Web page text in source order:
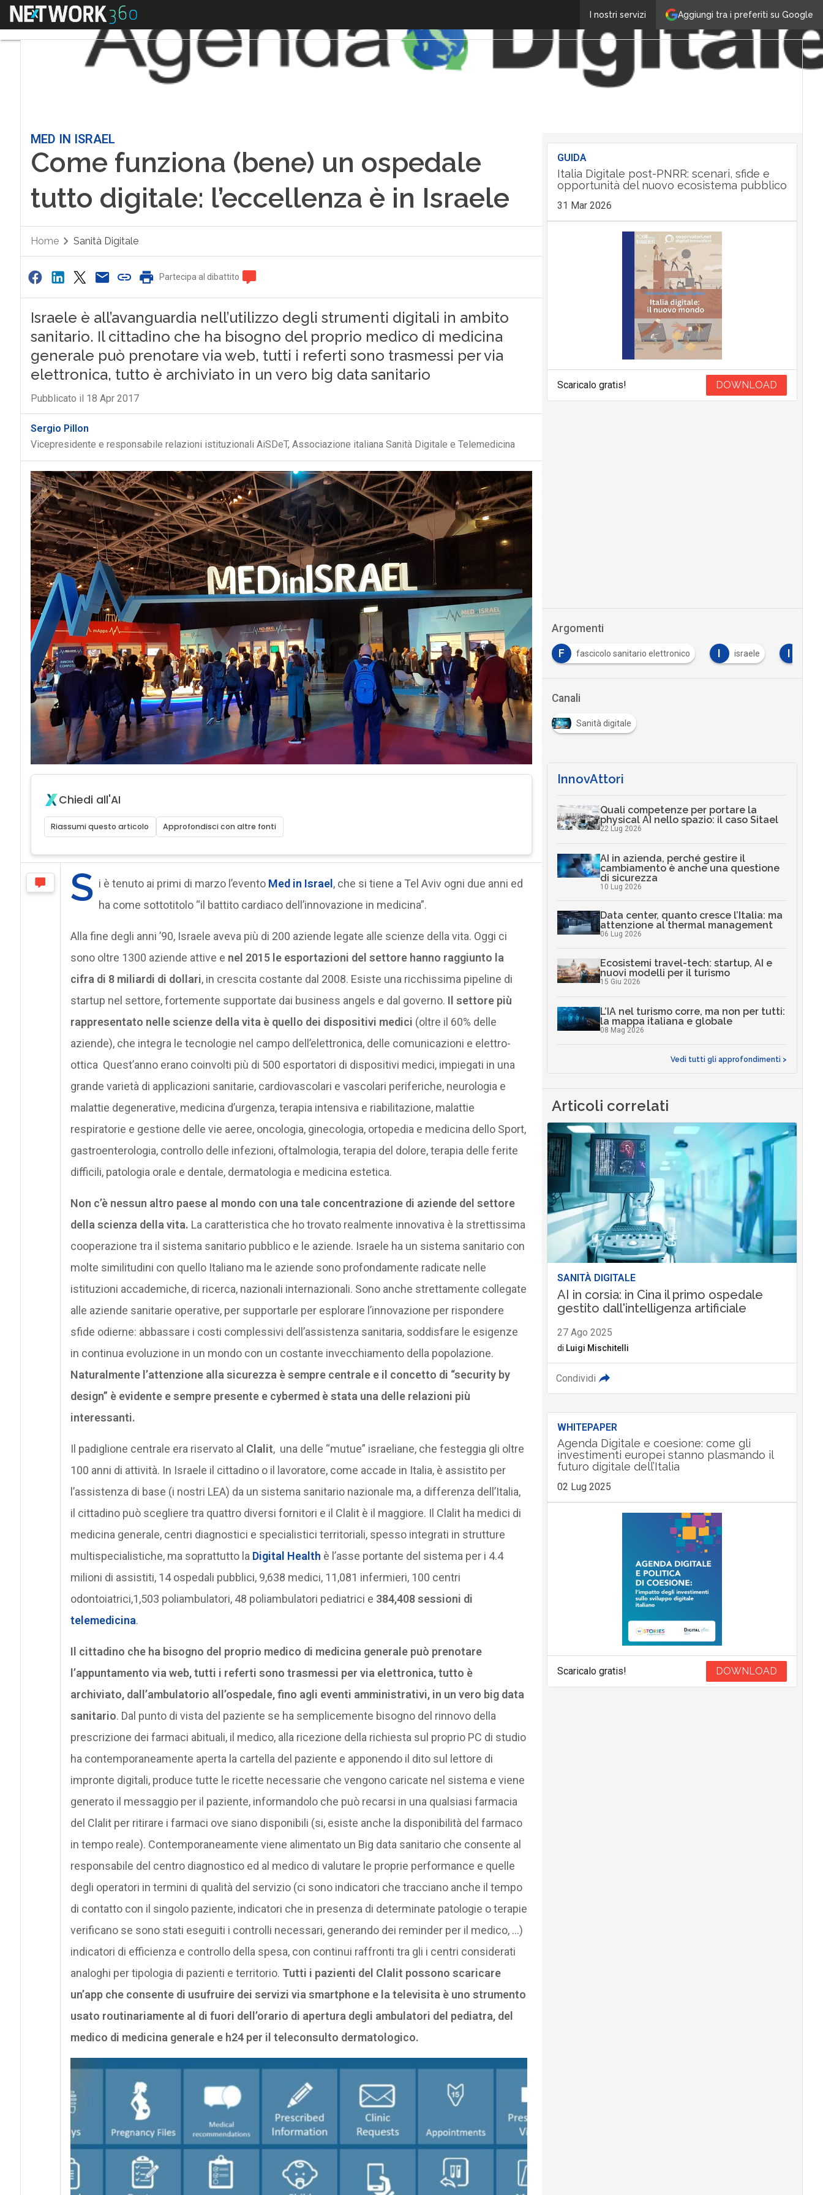
Aggiungi tra i preferiti su Google
I nostri servizi
Menu
MED IN ISRAEL
Come funziona (bene) un ospedale
tutto digitale: l’eccellenza è in Israele
Home Sanità Digitale
Partecipa al dibattito
Israele è all’avanguardia nell’utilizzo degli strumenti digitali in ambito
sanitario. Il cittadino che ha bisogno del proprio medico di medicina
generale può prenotare via web, tutti i referti sono trasmessi per via
elettronica, tutto è archiviato in un vero big data sanitario
Pubblicato il 18 Apr 2017
Sergio Pillon
Vicepresidente e responsabile relazioni istituzionali AiSDeT, Associazione italiana Sanità Digitale e Telemedicina
Chiedi all'AI
Riassumi questo articolo Approfondisci con altre fonti
S i è tenuto ai primi di marzo l’evento Med in Israel, che si tiene a Tel Aviv ogni due anni ed
ha come sottotitolo “il battito cardiaco dell’innovazione in medicina”.
Alla fine degli anni ’90, Israele aveva più di 200 aziende legate alle scienze della vita. Oggi ci
sono oltre 1300 aziende attive e nel 2015 le esportazioni del settore hanno raggiunto la
cifra di 8 miliardi di dollari, in crescita costante dal 2008. Esiste una ricchissima pipeline di
startup nel settore, fortemente supportate dai business angels e dal governo. Il settore più
rappresentato nelle scienze della vita è quello dei dispositivi medici (oltre il 60% delle
aziende), che integra le tecnologie nel campo dell’elettronica, delle comunicazioni e elettro-
ottica Quest’anno erano coinvolti più di 500 esportatori di dispositivi medici, impiegati in una
grande varietà di applicazioni sanitarie, cardiovascolari e vascolari periferiche, neurologia e
malattie degenerative, medicina d’urgenza, terapia intensiva e riabilitazione, malattie
respiratorie e gestione delle vie aeree, oncologia, ginecologia, ortopedia e medicina dello Sport,
gastroenterologia, controllo delle infezioni, oftalmologia, terapia del dolore, terapia delle ferite
difficili, patologia orale e dentale, dermatologia e medicina estetica.
Non c’è nessun altro paese al mondo con una tale concentrazione di aziende del settore
della scienza della vita. La caratteristica che ho trovato realmente innovativa è la strettissima
cooperazione tra il sistema sanitario pubblico e le aziende. Israele ha un sistema sanitario con
molte similitudini con quello Italiano ma le aziende sono profondamente radicate nelle
istituzioni accademiche, di ricerca, nazionali internazionali. Sono anche strettamente collegate
alle aziende sanitarie operative, per supportarle per esplorare l’innovazione per rispondere
sfide odierne: abbassare i costi complessivi dell’assistenza sanitaria, soddisfare le esigenze
in continua evoluzione in un mondo con un costante invecchiamento della popolazione.
Naturalmente l’attenzione alla sicurezza è sempre centrale e il concetto di “security by
design” è evidente e sempre presente e cybermed è stata una delle relazioni più
interessanti.
Il padiglione centrale era riservato al Clalit, una delle “mutue” israeliane, che festeggia gli oltre
100 anni di attività. In Israele il cittadino o il lavoratore, come accade in Italia, è assistito per
l’assistenza di base (i nostri LEA) da un sistema sanitario nazionale ma, a differenza dell’Italia,
il cittadino può scegliere tra quattro diversi fornitori e il Clalit è il maggiore. Il Clalit ha medici di
medicina generale, centri diagnostici e specialistici territoriali, spesso integrati in strutture
multispecialistiche, ma soprattutto la Digital Health è l’asse portante del sistema per i 4.4
milioni di assistiti, 14 ospedali pubblici, 9,638 medici, 11,081 infermieri, 100 centri
odontoiatrici,1,503 poliambulatori, 48 poliambulatori pediatrici e 384,408 sessioni di
telemedicina.
Il cittadino che ha bisogno del proprio medico di medicina generale può prenotare
l’appuntamento via web, tutti i referti sono trasmessi per via elettronica, tutto è
archiviato, dall’ambulatorio all’ospedale, fino agli eventi amministrativi, in un vero big data
sanitario. Dal punto di vista del paziente se ha semplicemente bisogno del rinnovo della
prescrizione dei farmaci abituali, il medico, alla ricezione della richiesta sul proprio PC di studio
ha contemporaneamente aperta la cartella del paziente e apponendo il dito sul lettore di
impronte digitali, produce tutte le ricette necessarie che vengono caricate nel sistema e viene
generato il messaggio per il paziente, informandolo che può recarsi in una qualsiasi farmacia
del Clalit per ritirare i farmaci ove siano disponibili (si, esiste anche la disponibilità del farmaco
in tempo reale). Contemporaneamente viene alimentato un Big data sanitario che consente al
responsabile del centro diagnostico ed al medico di valutare le proprie performance e quelle
degli operatori in termini di qualità del servizio (ci sono indicatori che tracciano anche il tempo
di contatto con il singolo paziente, indicatori che in presenza di determinate patologie o terapie
verificano se sono stati eseguiti i controlli necessari, generando dei reminder per il medico, …)
indicatori di efficienza e controllo della spesa, con continui raffronti tra gli i centri considerati
analoghi per tipologia di pazienti e territorio. Tutti i pazienti del Clalit possono scaricare
un’app che consente di usufruire dei servizi via smartphone e la televisita è uno strumento
usato routinariamente al di fuori dell’orario di apertura degli ambulatori del pediatra, del
medico di medicina generale e h24 per il teleconsulto dermatologico.
GUIDA
Italia Digitale post-PNRR: scenari, sfide e
opportunità del nuovo ecosistema pubblico
31 Mar 2026
Scaricalo gratis! DOWNLOAD
Argomenti
B big data F fascicolo sanitario elettronico israele
Canali
Sanità digitale
InnovAttori
Quali competenze per portare la
physical AI nello spazio: il caso Sitael
22 Lug 2026
AI in azienda, perché gestire il
cambiamento è anche una questione
di sicurezza
10 Lug 2026
Data center, quanto cresce l’Italia: ma
attenzione al thermal management
06 Lug 2026
Ecosistemi travel-tech: startup, AI e
nuovi modelli per il turismo
15 Giu 2026
L’IA nel turismo corre, ma non per tutti:
la mappa italiana e globale
08 Mag 2026
Vedi tutti gli approfondimenti >
Articoli correlati
SANITÀ DIGITALE
AI in corsia: in Cina il primo ospedale
gestito dall'intelligenza artificiale
27 Ago 2025
di Luigi Mischitelli
Condividi
WHITEPAPER
Agenda Digitale e coesione: come gli
investimenti europei stanno plasmando il
futuro digitale dell’Italia
02 Lug 2025
Scaricalo gratis! DOWNLOAD